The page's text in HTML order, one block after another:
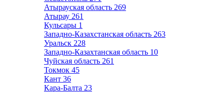
Атырауская область 269
Атырау 261
Кульсары 1
Западно-Казахстанская область 263
Уральск 228
Западно-Казахтанская область 10
Чуйская область 261
Токмок 45
Кант 36
Кара-Балта 23